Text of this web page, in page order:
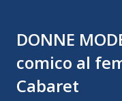
DONNE
comico al
Cabaret